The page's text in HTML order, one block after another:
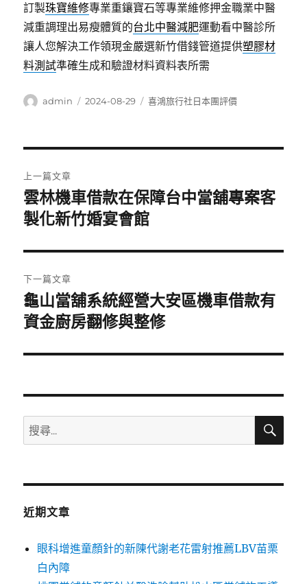
訂製珠寶維修專業重鑲寶石等專業維修押金職業中醫
減重調理出易瘦體質的台北中醫減肥運動看中醫診所
讓人您解決工作領現金嚴選新竹借錢管道提供塑膠材
料測試準確生成和驗證材料資料表所需
作
admin
發
2024-08-29
分
喜鴻旅行社日本團評價
章
導
覽
上一篇文章
上
一
文
章:
雲林機車借款在保障台中當舖專案客
製化新竹婚宴會館
下一篇文章
下
一
文
龜山當舖系統經營大安區機車借款有
資金廚房翻修與整修
搜
尋
鍵
搜
近期文章
眼科增進童顏針的新陳代謝老花雷射推薦LBV苗栗
白內障